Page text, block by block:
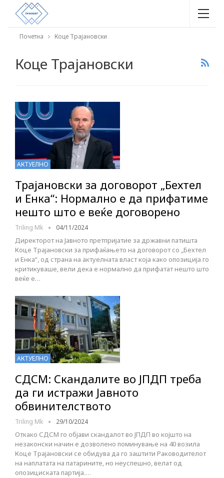
Почетна Коце Трајановски
Коце Трајановски
АКТУЕЛНО
Трајановски за договорот „Бехтел
и Енка“: Нормално е да прифатиме
нешто што е веќе договорено
Triling Mk 04/11/2024
Директорот на Јавното претпријатие за државни патишта
Коце Трајановски за прифаќањето на договорот со „Бехтел
и Енка“, од страна на актуелната власт која како опозиција го
критикуваше, вели дека е нормално да прифатат нешто што
веќе е…
АКТУЕЛНО
СДСМ: Скандалите во ЈПДП треба
да ги истражи Јавното
обвинителството
Triling Mk 29/10/2024
Откако СДСМ го објави скандалот во ЈПДП во којшто на
незаконски начин е дозволено поминување на 40 возила
Коце Трајановски се обидува да го заштити Раководителот
на наплатата на патарините, но неуспешно, велат од
опозициската партија.…